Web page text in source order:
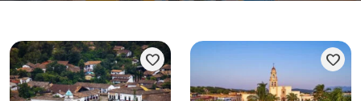
favorite favorite